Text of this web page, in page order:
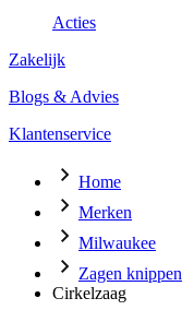
Acties
Zakelijk
Blogs & Advies
Klantenservice
Home
Merken
Milwaukee
Zagen knippen
Cirkelzaag